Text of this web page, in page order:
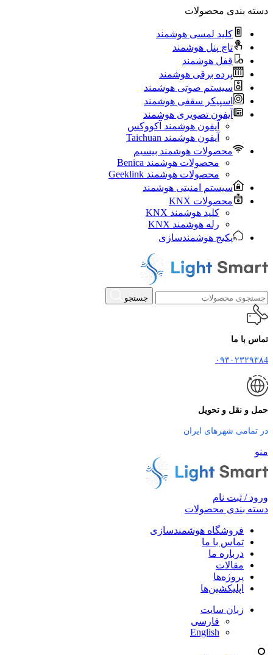
دسته بندی محصولات
کلید لمسی هوشمند
تاچ پنل هوشمند
قفل هوشمند
پرده برقی هوشمند
سیستم صوتی هوشمند
اسپیکر سقفی هوشمند
آیفون تصویری هوشمند
آيفون هوشمند آکووکس
آیفون هوشمند Taichuan
محصولات هوشمند بیسیم
محصولات هوشمند Benica
محصولات هوشمند Geeklink
سیستم امنیتی هوشمند
محصولات KNX
کلید هوشمند KNX
رله هوشمند KNX
پکیج هوشمندسازی
جستجو
تماس با ما
۰۹۳۰۲۳۲۹۳۸4
حمل و نقل و تحویل
در تمامی شهرهای ایران
منو
ورود / ثبت نام
دسته بندی محصولات
فروشگاه هوشمندسازی
تماس با ما
درباره ما
مقالات
پروژه‌ها
اپلیکشین‌ها
زبان سایت
فارسی
English